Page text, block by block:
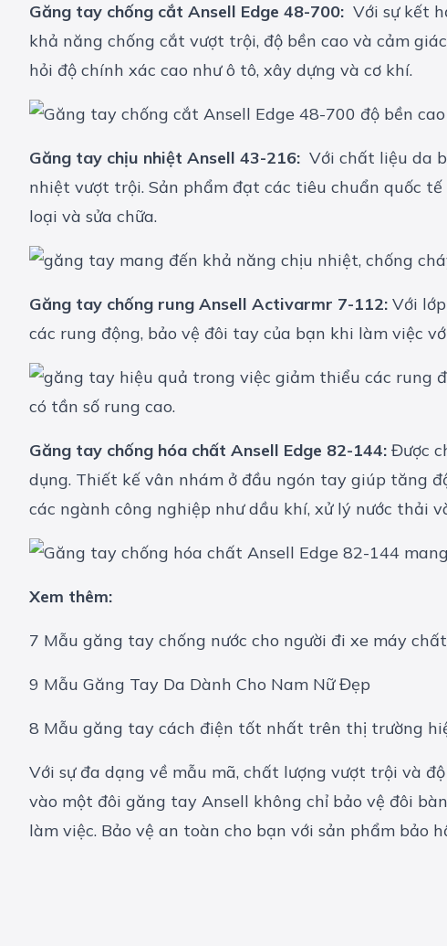
Găng tay chống cắt Ansell Edge 48-700: Với sự kết
khả năng chống cắt vượt trội, độ bền cao và cảm
hỏi độ chính xác cao như ô tô, xây dựng và cơ khí.
Găng tay chịu nhiệt Ansell 43-216: Với chất liệu da
nhiệt vượt trội. Sản phẩm đạt các tiêu chuẩn quốc
loại và sửa chữa.
Găng tay chống rung Ansell Activarmr 7-112: Với
các rung động, bảo vệ đôi tay của bạn khi làm việc
Găng tay chống hóa chất Ansell Edge 82-144: Được
dụng. Thiết kế vân nhám ở đầu ngón tay giúp tăng
các ngành công nghiệp như dầu khí, xử lý nước thải
Xem thêm:
7 Mẫu găng tay chống nước cho người đi xe máy
9 Mẫu Găng Tay Da Dành Cho Nam Nữ Đẹp
8 Mẫu găng tay cách điện tốt nhất trên thị trường
Với sự đa dạng về mẫu mã, chất lượng vượt trội và
vào một đôi găng tay Ansell không chỉ bảo vệ đôi
làm việc. Bảo vệ an toàn cho bạn với sản phẩm bảo